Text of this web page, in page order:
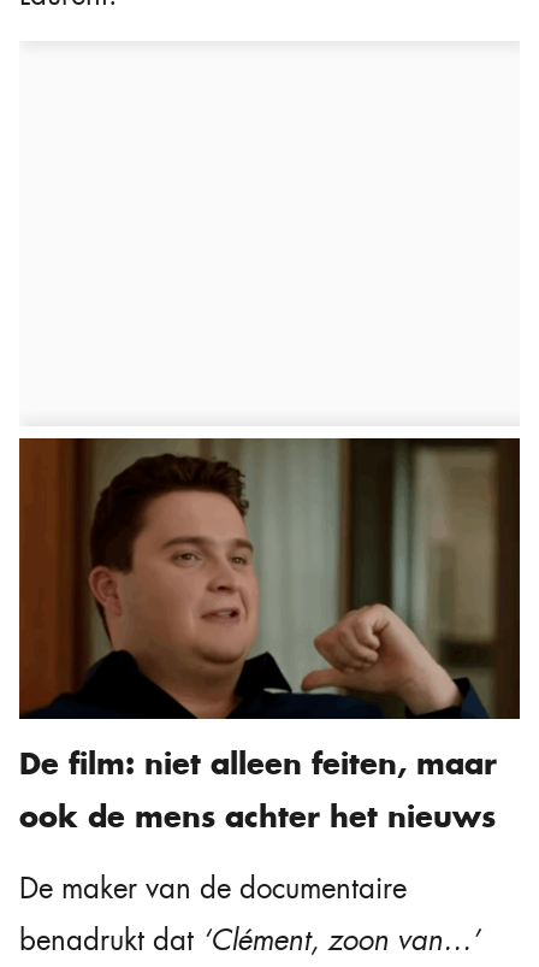
De film: niet alleen feiten, maar
ook de mens achter het nieuws
De maker van de documentaire
benadrukt dat ‘Clément, zoon van…’